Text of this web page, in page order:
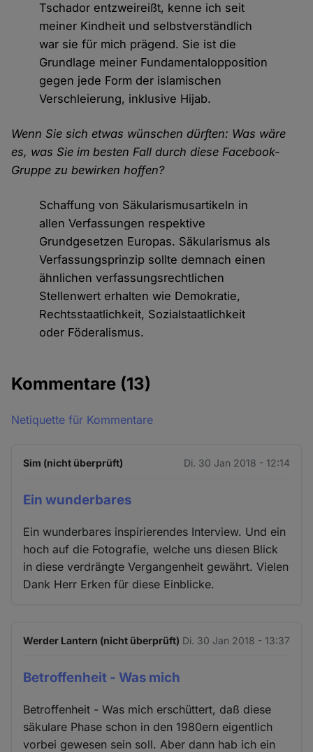
Tschador entzweireißt, kenne ich seit
meiner Kindheit und selbstverständlich
war sie für mich prägend. Sie ist die
Grundlage meiner Fundamentalopposition
gegen jede Form der islamischen
Verschleierung, inklusive Hijab.
Wenn Sie sich etwas wünschen dürften: Was wäre
es, was Sie im besten Fall durch diese Facebook-
Gruppe zu bewirken hoffen?
Schaffung von Säkularismusartikeln in
allen Verfassungen respektive
Grundgesetzen Europas. Säkularismus als
Verfassungsprinzip sollte demnach einen
ähnlichen verfassungsrechtlichen
Stellenwert erhalten wie Demokratie,
Rechtsstaatlichkeit, Sozialstaatlichkeit
oder Föderalismus.
Kommentare (13)
Netiquette für Kommentare
Sim (nicht überprüft) Di. 30 Jan 2018 - 12:14
Ein wunderbares
Ein wunderbares inspirierendes Interview. Und ein
hoch auf die Fotografie, welche uns diesen Blick
in diese verdrängte Vergangenheit gewährt. Vielen
Dank Herr Erken für diese Einblicke.
Werder Lantern (nicht überprüft) Di. 30 Jan 2018 - 13:37
Betroffenheit - Was mich
Betroffenheit - Was mich erschüttert, daß diese
säkulare Phase schon in den 1980ern eigentlich
vorbei gewesen sein soll. Aber dann hab ich ein